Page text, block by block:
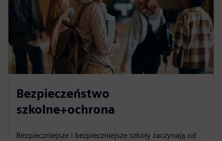
Bezpieczeństwo
szkolne+ochrona
Bezpieczniejsze i bezpieczniejsze szkoły zaczynają od